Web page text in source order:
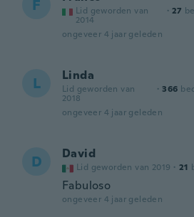
F
Lid geworden van
2014
· 27
ongeveer 4 jaar geleden
L Linda
Lid geworden van
2018
· 366
ongeveer 4 jaar geleden
D David
Lid geworden van 2019 · 21
Fabuloso
ongeveer 4 jaar geleden